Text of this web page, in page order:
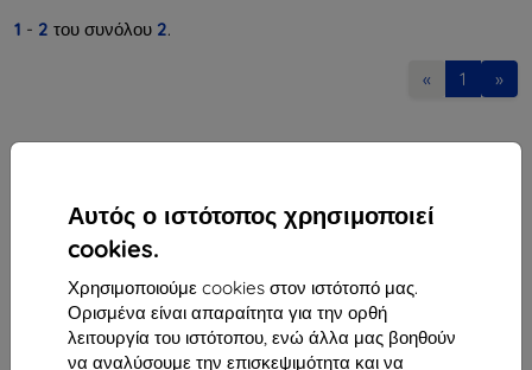
Αυτός ο ιστότοπος χρησιμοποιεί
cookies.
Χρησιμοποιούμε cookies στον ιστότοπό μας.
Ορισμένα είναι απαραίτητα για την ορθή
λειτουργία του ιστότοπου, ενώ άλλα μας βοηθούν
να αναλύσουμε την επισκεψιμότητα και να
1 - 2 του συνόλου 2.
« 1 »
Οδός Rudolfa Mocka 3750/2A
841 04 Bratislava